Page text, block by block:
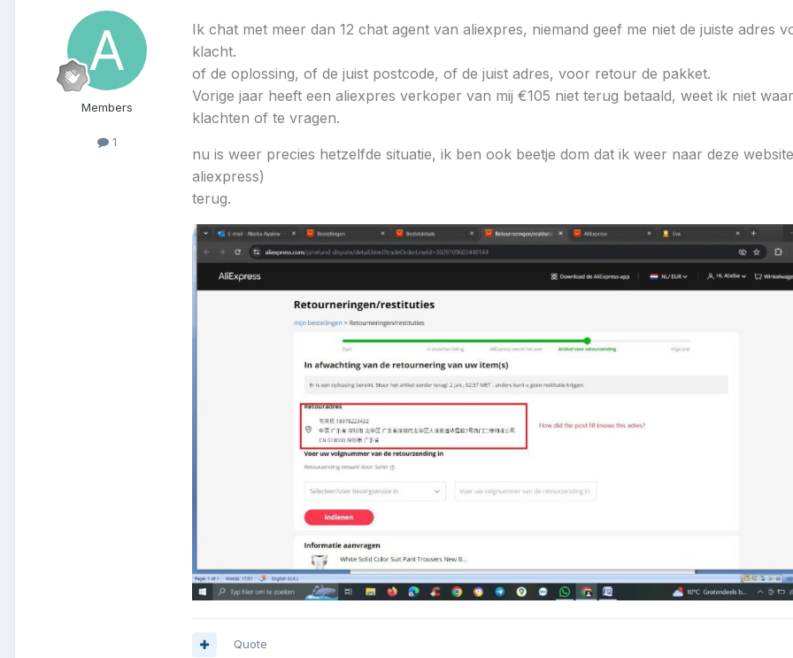
Members
1
Ik chat met meer dan 12 chat agent van aliexpres, niemand geef me niet de juiste adres
klacht.
of de oplossing, of de juist postcode, of de juist adres, voor retour de pakket.
Vorige jaar heeft een aliexpres verkoper van mij €105 niet terug betaald, weet ik niet
klachten of te vragen.
nu is weer precies hetzelfde situatie, ik ben ook beetje dom dat ik weer naar deze
aliexpress)
terug.
Quote